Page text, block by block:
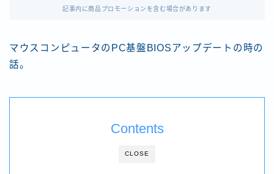
記事内に商品プロモーションを含む場合があります
マウスコンピュータのPC基盤BIOSアップデートの時の
話。
CLOSE
Contents